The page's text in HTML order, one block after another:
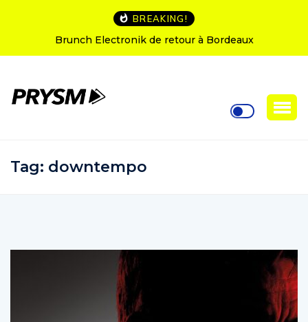
BREAKING!
Brunch Electronik de retour à Bordeaux
Tag: downtempo